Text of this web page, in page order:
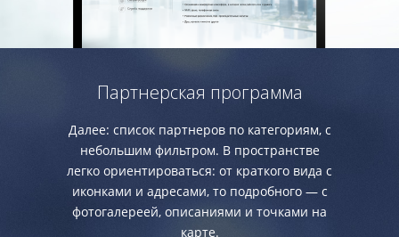
Партнерская программа
Далее: список партнеров по категориям, с
небольшим фильтром. В пространстве
легко ориентироваться: от краткого вида с
иконками и адресами, то подробного — с
фотогалереей, описаниями и точками на
карте.